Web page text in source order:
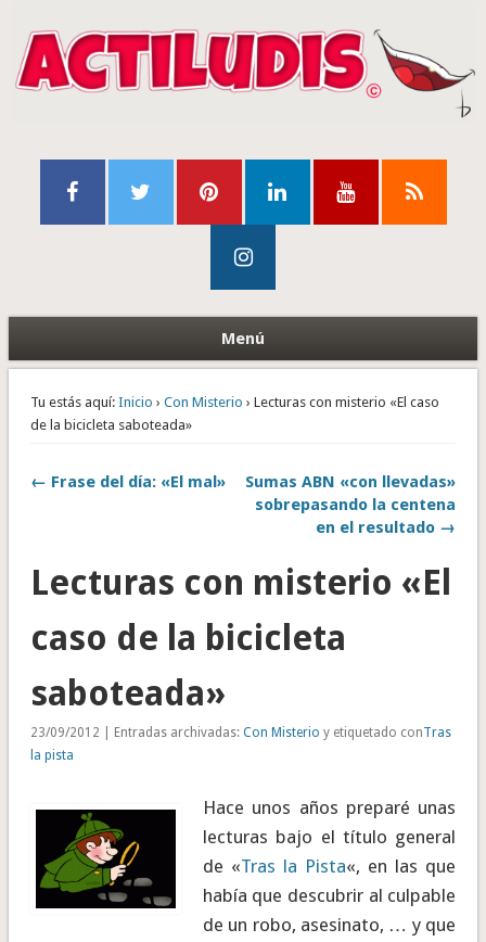
Menú
Tu estás aquí: Inicio › Con Misterio › Lecturas con misterio «El caso
de la bicicleta saboteada»
← Frase del día: «El mal»
Sumas ABN «con llevadas»
sobrepasando la centena
en el resultado →
Lecturas con misterio «El
caso de la bicicleta
saboteada»
23/09/2012 | Entradas archivadas: Con Misterio y etiquetado conTras
la pista
Hace unos años preparé unas
lecturas bajo el título general
de «Tras la Pista«, en las que
había que descubrir al culpable
de un robo, asesinato, … y que